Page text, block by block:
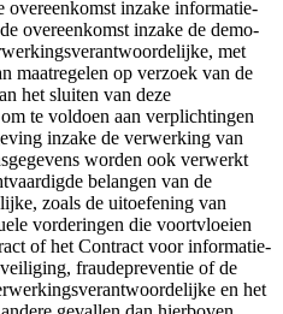
overeenkomst inzake informatie-
overeenkomst inzake de demo-
met
maatregelen op verzoek van de
het sluiten van deze
te voldoen aan verplichtingen
inzake de verwerking van
worden ook verwerkt
belangen van de
zoals de uitoefening van
vorderingen die voortvloeien
of het Contract voor informatie-
fraudepreventie of de
en het